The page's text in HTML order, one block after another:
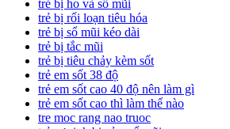
trẻ bị ho và sổ mũi
trẻ bị rối loạn tiêu hóa
trẻ bị sổ mũi kéo dài
trẻ bị tắc mũi
trẻ bị tiêu chảy kèm sốt
trẻ em sốt 38 độ
trẻ em sốt cao 40 độ nên làm gì
trẻ em sốt cao thì làm thế nào
tre moc rang nao truoc